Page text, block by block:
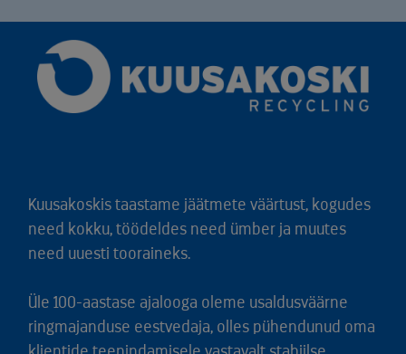
Kuusakoskis taastame jäätmete väärtust, kogudes
need kokku, töödeldes need ümber ja muutes
need uuesti tooraineks.
Üle 100-aastase ajalooga oleme usaldusväärne
ringmajanduse eestvedaja, olles pühendunud oma